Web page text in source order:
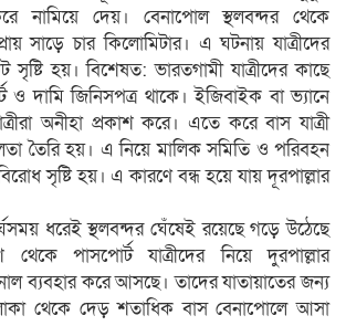
নামিয়ে দেয়। বেনাপোল স্থলবন্দর থেকে
সাড়ে চার কিলোমিটার। এ ঘটনায় যাত্রীদের
সৃষ্টি হয়। বিশেষত: ভারতগামী যাত্রীদের কাছে
ও দামি জিনিসপত্র থাকে। ইজিবাইক বা ভ্যানে
অনীহা প্রকাশ করে। এতে করে বাস যাত্রী
তৈরি হয়। এ নিয়ে মালিক সমিতি ও পরিবহন
সৃষ্টি হয়। এ কারণে বন্ধ হয়ে যায় দূরপাল্লার
ধরেই স্থলবন্দর ঘেঁষেই রয়েছে গড়ে উঠেছে
থেকে পাসপোর্ট যাত্রীদের নিয়ে দুরপাল্লার
ব্যবহার করে আসছে। তাদের যাতায়াতের জন্য
থেকে দেড় শতাধিক বাস বেনাপোলে আসা